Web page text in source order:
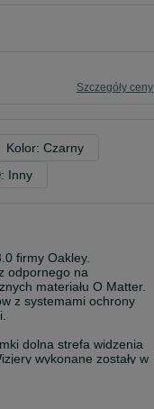
Szczegóły ceny
Kolor: Czarny
Inny
firmy Oakley.
odpornego na
materiału O Matter.
z systemami ochrony
dolna strefa widzenia
wykonane zostały w
jakością